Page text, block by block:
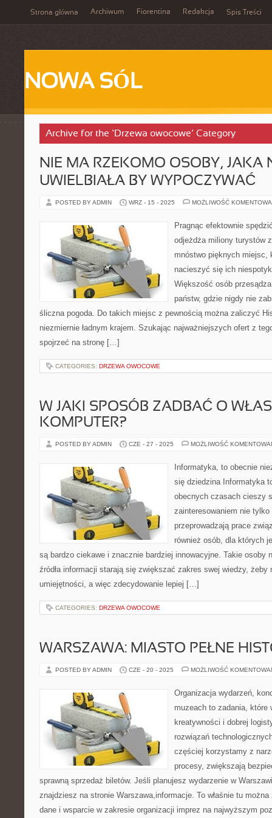
Strona główna Archiwum Fiorentina Redakcja Spis Treści
NOWA SÓL
Archive for the ‘Drzewa owocowe’ Category
NIE MA RZEKOMO OSOBY, JAKA
UWIELBIAŁA BY WYPOCZYWAĆ
POSTED BY ADMIN WRZ - 15 - 2025 MOŻLIWOŚĆ
Pragnąc efektownie
odjeżdża miliony turystów
mnóstwo pięknych miejsc,
nacieszyć się ich
Większość osób
państw, gdzie nigdy nie
śliczna pogoda. Do takich miejsc z pewnością można zaliczyć
niezmiernie ładnym krajem. Szukając najważniejszych ofert z
spojrzeć na stronę […]
CATEGORIES: DRZEWA OWOCOWE
W JAKI SPOSÓB ZADBAĆ O
KOMPUTER?
POSTED BY ADMIN CZE - 27 - 2025 MOŻLIWOŚĆ
Informatyka, to obecnie
się dziedzina Informatyka
obecnych czasach cieszy
zainteresowaniem nie
przeprowadzają prace
również osób, dla których
są bardzo ciekawe i znacznie bardziej innowacyjne. Takie osoby
źródła informacji starają się zwiększać zakres swej wiedzy, żeby
umiejętności, a więc zdecydowanie lepiej […]
CATEGORIES: DRZEWA OWOCOWE
WARSZAWA: MIASTO PEŁNE
POSTED BY ADMIN CZE - 20 - 2025 MOŻLIWOŚĆ
Organizacja wydarzeń,
muzeach to zadania, które
kreatywności i dobrej
rozwiązań
częściej korzystamy z
procesy, zwiększają
sprawną sprzedaż biletów. Jeśli planujesz wydarzenie w
znajdziesz na stronie Warszawa,informacje. To właśnie tu
dane i wsparcie w zakresie organizacji imprez na najwyższym